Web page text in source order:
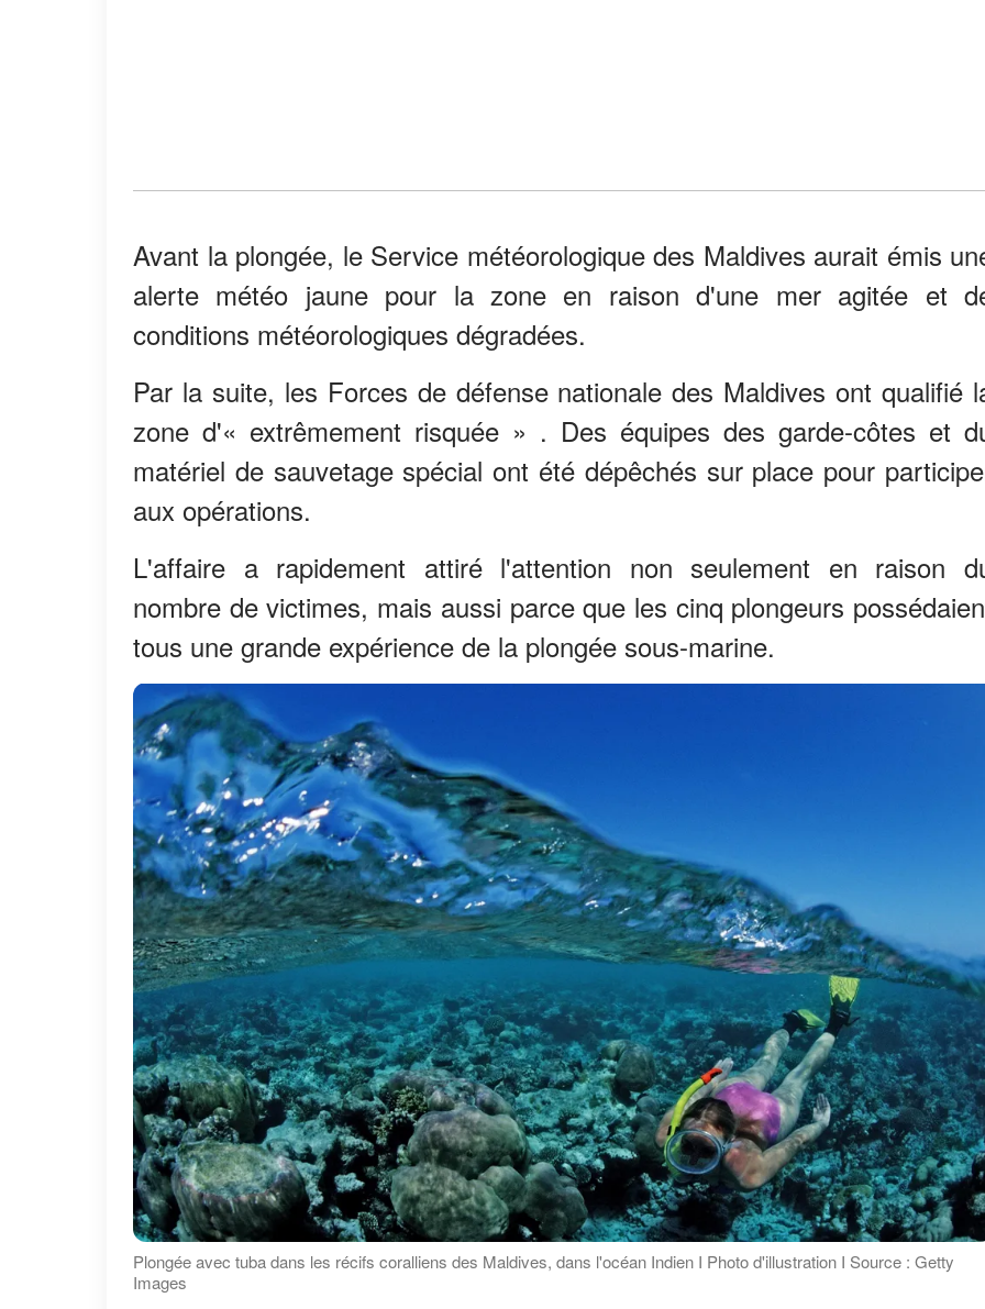
Avant la plongée, le Service météorologique des Maldives aurait émis
alerte météo jaune pour la zone en raison d'une mer agitée et
conditions météorologiques dégradées.
Par la suite, les Forces de défense nationale des Maldives ont qualifié
zone d'« extrêmement risquée » . Des équipes des garde-côtes et
matériel de sauvetage spécial ont été dépêchés sur place pour
aux opérations.
L'affaire a rapidement attiré l'attention non seulement en raison
nombre de victimes, mais aussi parce que les cinq plongeurs
tous une grande expérience de la plongée sous-marine.
Plongée avec tuba dans les récifs coralliens des Maldives, dans l'océan Indien I Photo d'illustration I Source : Getty
Images